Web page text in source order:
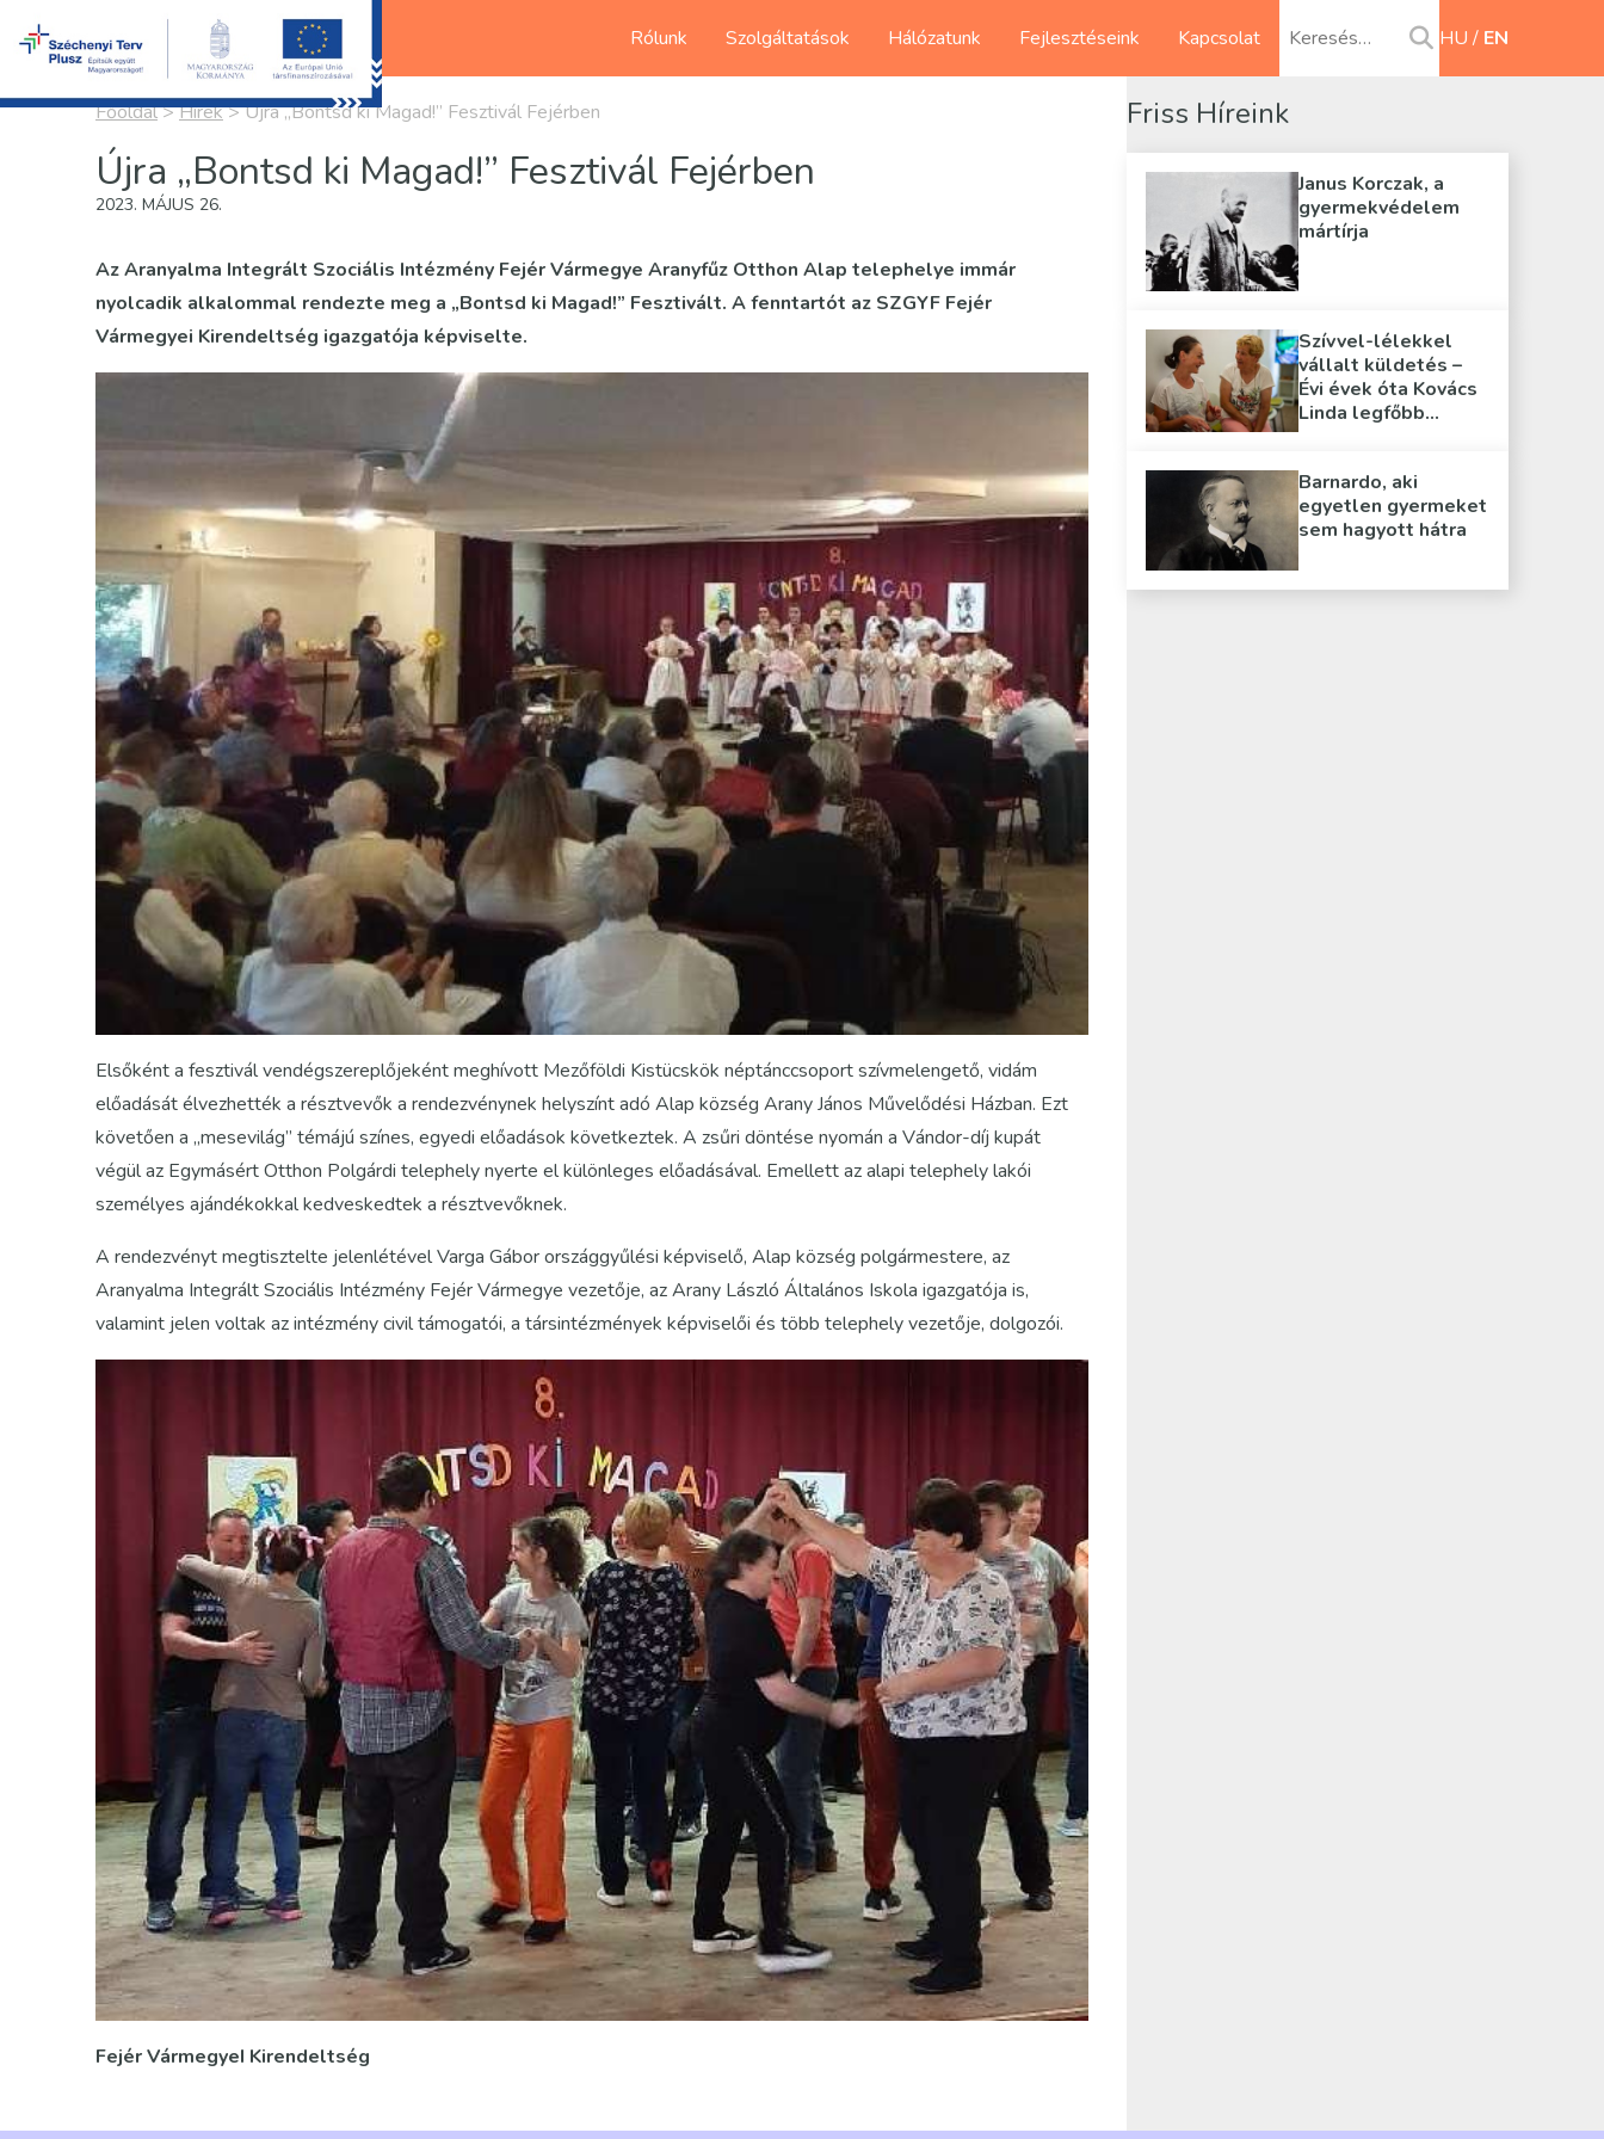
Rólunk Szolgáltatások Hálózatunk Fejlesztéseink Kapcsolat HU EN
Főoldal>Hírek>Újra „Bontsd ki Magad!” Fesztivál Fejérben
Újra „Bontsd ki Magad!” Fesztivál Fejérben
2023. MÁJUS 26.
Az Aranyalma Integrált Szociális Intézmény Fejér Vármegye Aranyfűz Otthon Alap telephelye immár
nyolcadik alkalommal rendezte meg a „Bontsd ki Magad!” Fesztivált. A fenntartót az SZGYF Fejér
Vármegyei Kirendeltség igazgatója képviselte.
Elsőként a fesztivál vendégszereplőjeként meghívott Mezőföldi Kistücskök néptánccsoport szívmelengető, vidám
előadását élvezhették a résztvevők a rendezvénynek helyszínt adó Alap község Arany János Művelődési Házban. Ezt
követően a „mesevilág” témájú színes, egyedi előadások következtek. A zsűri döntése nyomán a Vándor-díj kupát
végül az Egymásért Otthon Polgárdi telephely nyerte el különleges előadásával. Emellett az alapi telephely lakói
személyes ajándékokkal kedveskedtek a résztvevőknek.
A rendezvényt megtisztelte jelenlétével Varga Gábor országgyűlési képviselő, Alap község polgármestere, az
Aranyalma Integrált Szociális Intézmény Fejér Vármegye vezetője, az Arany László Általános Iskola igazgatója is,
valamint jelen voltak az intézmény civil támogatói, a társintézmények képviselői és több telephely vezetője, dolgozói.
Fejér VármegyeI Kirendeltség
Friss Híreink
Janus Korczak, a
gyermekvédelem
mártírja
Szívvel-lélekkel
vállalt küldetés –
Évi évek óta Kovács
Linda legfőbb
Barnardo, aki
egyetlen gyermeket
sem hagyott hátra